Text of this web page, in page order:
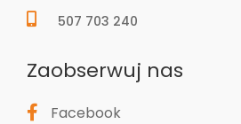
507 703 240
Zaobserwuj nas
Facebook